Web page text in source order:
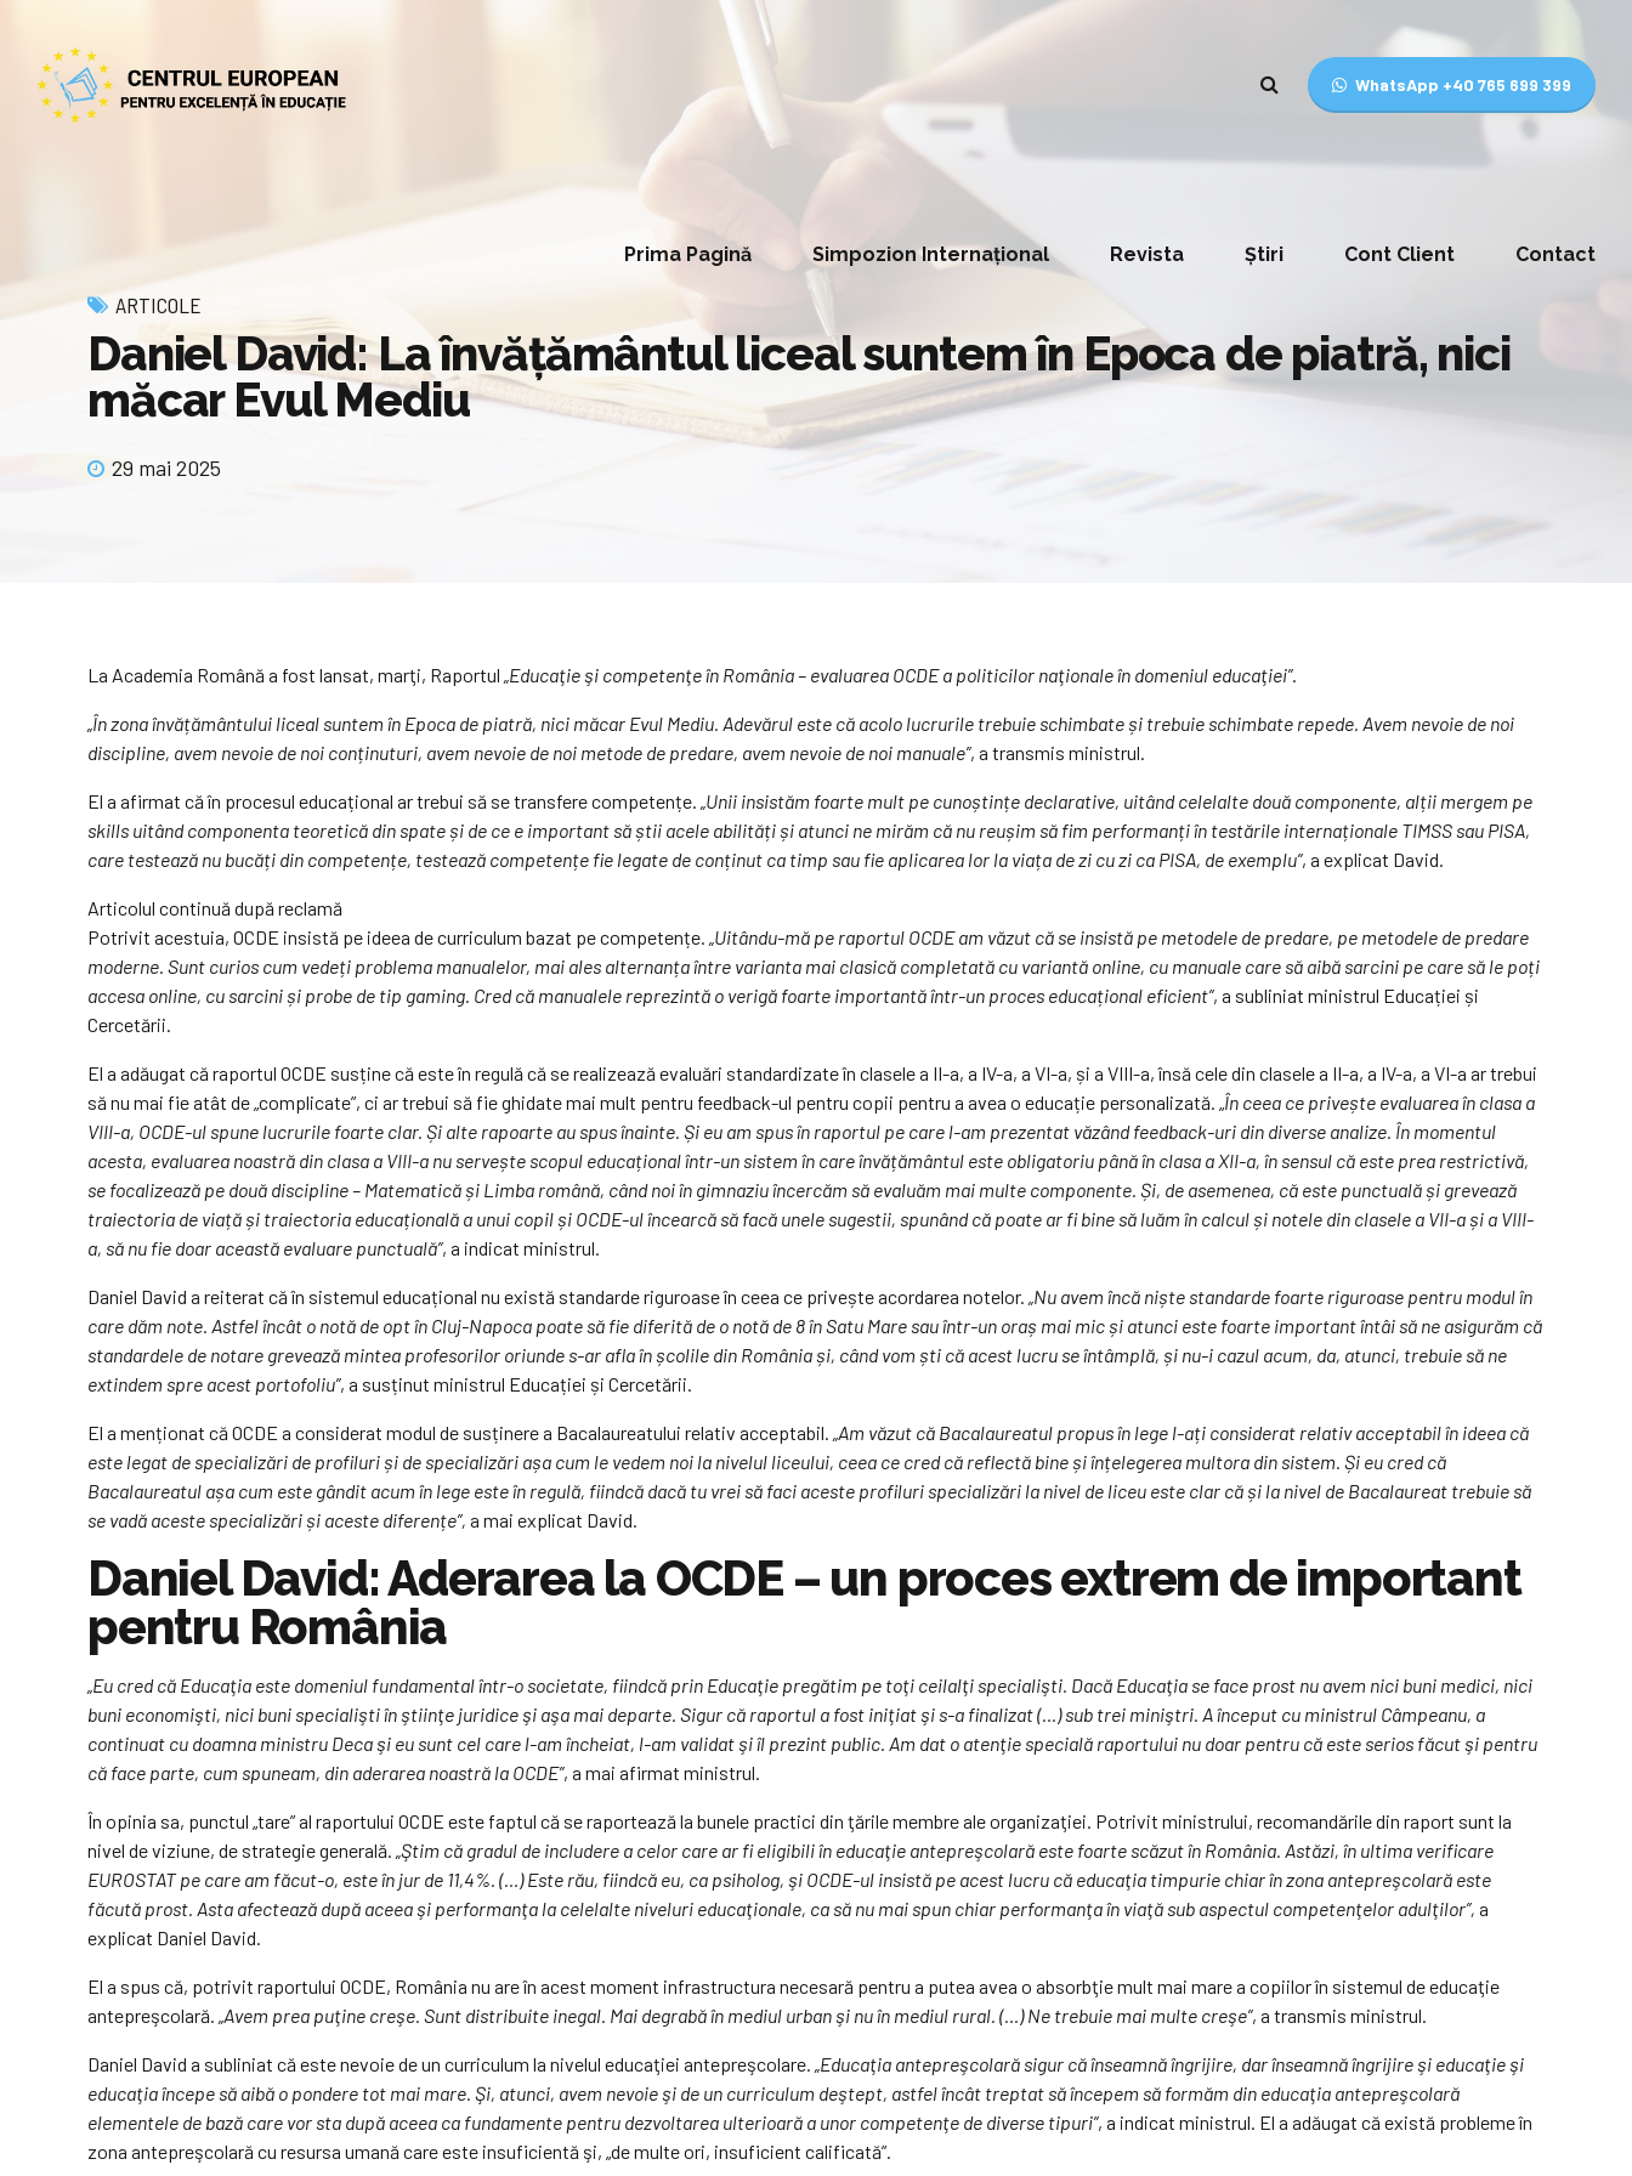
WhatsApp +40 765 699 399
Prima Pagină Simpozion Internațional Revista Știri Cont Client Contact
ARTICOLE
Daniel David: La învățământul liceal suntem în Epoca de piatră, nici
măcar Evul Mediu
29 mai 2025
La Academia Română a fost lansat, marţi, Raportul „Educaţie şi competenţe în România – evaluarea OCDE a politicilor naţionale în domeniul educaţiei”.
„În zona învățământului liceal suntem în Epoca de piatră, nici măcar Evul Mediu. Adevărul este că acolo lucrurile trebuie schimbate și trebuie schimbate repede. Avem nevoie de noi
discipline, avem nevoie de noi conținuturi, avem nevoie de noi metode de predare, avem nevoie de noi manuale”, a transmis ministrul.
El a afirmat că în procesul educațional ar trebui să se transfere competențe. „Unii insistăm foarte mult pe cunoștințe declarative, uitând celelalte două componente, alții mergem pe
skills uitând componenta teoretică din spate și de ce e important să știi acele abilități și atunci ne mirăm că nu reușim să fim performanți în testările internaționale TIMSS sau PISA,
care testează nu bucăți din competențe, testează competențe fie legate de conținut ca timp sau fie aplicarea lor la viața de zi cu zi ca PISA, de exemplu”, a explicat David.
Articolul continuă după reclamă
Potrivit acestuia, OCDE insistă pe ideea de curriculum bazat pe competențe. „Uitându-mă pe raportul OCDE am văzut că se insistă pe metodele de predare, pe metodele de predare
moderne. Sunt curios cum vedeți problema manualelor, mai ales alternanța între varianta mai clasică completată cu variantă online, cu manuale care să aibă sarcini pe care să le poți
accesa online, cu sarcini și probe de tip gaming. Cred că manualele reprezintă o verigă foarte importantă într-un proces educațional eficient”, a subliniat ministrul Educației și
Cercetării.
El a adăugat că raportul OCDE susține că este în regulă că se realizează evaluări standardizate în clasele a II-a, a IV-a, a VI-a, și a VIII-a, însă cele din clasele a II-a, a IV-a, a VI-a ar trebui
să nu mai fie atât de „complicate”, ci ar trebui să fie ghidate mai mult pentru feedback-ul pentru copii pentru a avea o educație personalizată. „În ceea ce privește evaluarea în clasa a
VIII-a, OCDE-ul spune lucrurile foarte clar. Și alte rapoarte au spus înainte. Și eu am spus în raportul pe care l-am prezentat văzând feedback-uri din diverse analize. În momentul
acesta, evaluarea noastră din clasa a VIII-a nu servește scopul educațional într-un sistem în care învățământul este obligatoriu până în clasa a XII-a, în sensul că este prea restrictivă,
se focalizează pe două discipline – Matematică și Limba română, când noi în gimnaziu încercăm să evaluăm mai multe componente. Și, de asemenea, că este punctuală și grevează
traiectoria de viață și traiectoria educațională a unui copil și OCDE-ul încearcă să facă unele sugestii, spunând că poate ar fi bine să luăm în calcul și notele din clasele a VII-a și a VIII-
a, să nu fie doar această evaluare punctuală”, a indicat ministrul.
Daniel David a reiterat că în sistemul educațional nu există standarde riguroase în ceea ce privește acordarea notelor. „Nu avem încă niște standarde foarte riguroase pentru modul în
care dăm note. Astfel încât o notă de opt în Cluj-Napoca poate să fie diferită de o notă de 8 în Satu Mare sau într-un oraș mai mic și atunci este foarte important întâi să ne asigurăm că
standardele de notare grevează mintea profesorilor oriunde s-ar afla în școlile din România și, când vom ști că acest lucru se întâmplă, și nu-i cazul acum, da, atunci, trebuie să ne
extindem spre acest portofoliu”, a susținut ministrul Educației și Cercetării.
El a menționat că OCDE a considerat modul de susținere a Bacalaureatului relativ acceptabil. „Am văzut că Bacalaureatul propus în lege l-ați considerat relativ acceptabil în ideea că
este legat de specializări de profiluri și de specializări așa cum le vedem noi la nivelul liceului, ceea ce cred că reflectă bine și înțelegerea multora din sistem. Și eu cred că
Bacalaureatul așa cum este gândit acum în lege este în regulă, fiindcă dacă tu vrei să faci aceste profiluri specializări la nivel de liceu este clar că și la nivel de Bacalaureat trebuie să
se vadă aceste specializări și aceste diferențe”, a mai explicat David.
Daniel David: Aderarea la OCDE – un proces extrem de important
pentru România
„Eu cred că Educaţia este domeniul fundamental într-o societate, fiindcă prin Educaţie pregătim pe toţi ceilalţi specialişti. Dacă Educaţia se face prost nu avem nici buni medici, nici
buni economişti, nici buni specialişti în ştiinţe juridice şi aşa mai departe. Sigur că raportul a fost iniţiat şi s-a finalizat (…) sub trei miniştri. A început cu ministrul Câmpeanu, a
continuat cu doamna ministru Deca şi eu sunt cel care l-am încheiat, l-am validat şi îl prezint public. Am dat o atenţie specială raportului nu doar pentru că este serios făcut şi pentru
că face parte, cum spuneam, din aderarea noastră la OCDE”, a mai afirmat ministrul.
În opinia sa, punctul „tare” al raportului OCDE este faptul că se raportează la bunele practici din ţările membre ale organizaţiei. Potrivit ministrului, recomandările din raport sunt la
nivel de viziune, de strategie generală. „Ştim că gradul de includere a celor care ar fi eligibili în educaţie antepreşcolară este foarte scăzut în România. Astăzi, în ultima verificare
EUROSTAT pe care am făcut-o, este în jur de 11,4%. (…) Este rău, fiindcă eu, ca psiholog, şi OCDE-ul insistă pe acest lucru că educaţia timpurie chiar în zona antepreşcolară este
făcută prost. Asta afectează după aceea şi performanţa la celelalte niveluri educaţionale, ca să nu mai spun chiar performanţa în viaţă sub aspectul competenţelor adulţilor”, a
explicat Daniel David.
El a spus că, potrivit raportului OCDE, România nu are în acest moment infrastructura necesară pentru a putea avea o absorbţie mult mai mare a copiilor în sistemul de educaţie
antepreşcolară. „Avem prea puţine creşe. Sunt distribuite inegal. Mai degrabă în mediul urban şi nu în mediul rural. (…) Ne trebuie mai multe creşe”, a transmis ministrul.
Daniel David a subliniat că este nevoie de un curriculum la nivelul educaţiei antepreşcolare. „Educaţia antepreşcolară sigur că înseamnă îngrijire, dar înseamnă îngrijire şi educaţie şi
educaţia începe să aibă o pondere tot mai mare. Şi, atunci, avem nevoie şi de un curriculum deştept, astfel încât treptat să începem să formăm din educaţia antepreşcolară
elementele de bază care vor sta după aceea ca fundamente pentru dezvoltarea ulterioară a unor competenţe de diverse tipuri”, a indicat ministrul. El a adăugat că există probleme în
zona antepreşcolară cu resursa umană care este insuficientă şi, „de multe ori, insuficient calificată”.